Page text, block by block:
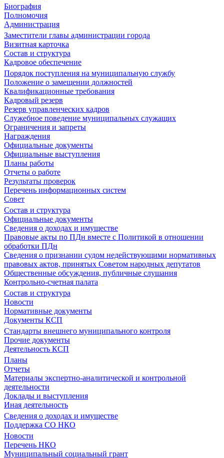
Биография
Полномочия
Администрация
Заместители главы администрации города
Визитная карточка
Состав и структура
Кадровое обеспечение
Порядок поступления на муниципальную службу
Положение о замещении должностей
Квалификационные требования
Кадровый резерв
Резерв управленческих кадров
Служебное поведение муниципальных служащих
Ограничения и запреты
Награждения
Официальные документы
Официальные выступления
Планы работы
Отчеты о работе
Результаты проверок
Перечень информационных систем
Совет
Состав и структура
Официальные документы
Сведения о доходах и имуществе
Правовые акты по ПДн вместе с Политикой в отношении
обработки ПДн
Сведения о признании судом недействующими нормативных
правовых актов, принятых Советом народных депутатов
Общественные обсуждения, публичные слушания
Контрольно-счетная палата
Состав и структура
Новости
Нормативные документы
Документы КСП
Стандарты внешнего муниципального контроля
Прочие документы
Деятельность КСП
Планы
Отчеты
Материалы экспертно-аналитической и контрольной
деятельности
Доклады и выступления
Иная деятельность
Сведения о доходах и имуществе
Поддержка СО НКО
Новости
Перечень НКО
Муниципальный социальный грант